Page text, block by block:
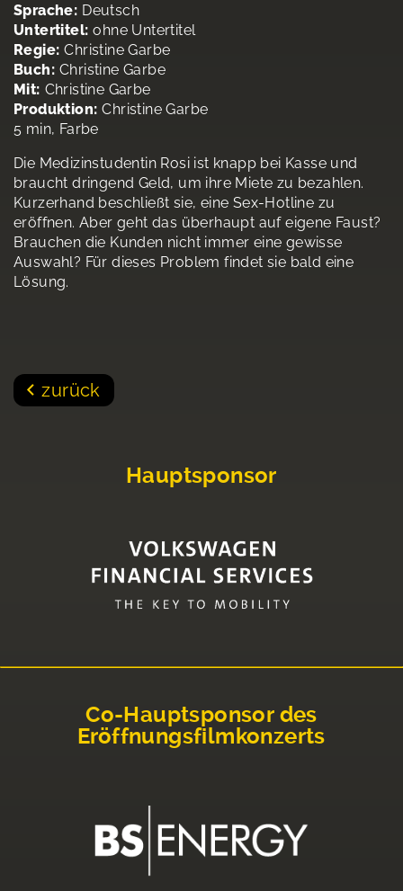
Sprache: Deutsch
Untertitel: ohne Untertitel
Regie: Christine Garbe
Buch: Christine Garbe
Mit: Christine Garbe
Produktion: Christine Garbe
5 min, Farbe
Die Medizinstudentin Rosi ist knapp bei Kasse und
braucht dringend Geld, um ihre Miete zu bezahlen.
Kurzerhand beschließt sie, eine Sex-Hotline zu
eröffnen. Aber geht das überhaupt auf eigene Faust?
Brauchen die Kunden nicht immer eine gewisse
Auswahl? Für dieses Problem findet sie bald eine
Lösung.
zurück
Hauptsponsor
Co-Hauptsponsor des
Eröffnungsfilmkonzerts